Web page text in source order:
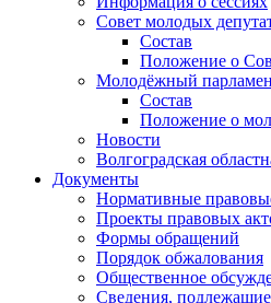
Совет молодых
Состав
Положение о
Молодёжный
Состав
Положение о
Новости
Волгоградская
Документы
Нормативные
Проекты правовых
Формы обращений
Порядок обжалования
Общественное
Сведения,